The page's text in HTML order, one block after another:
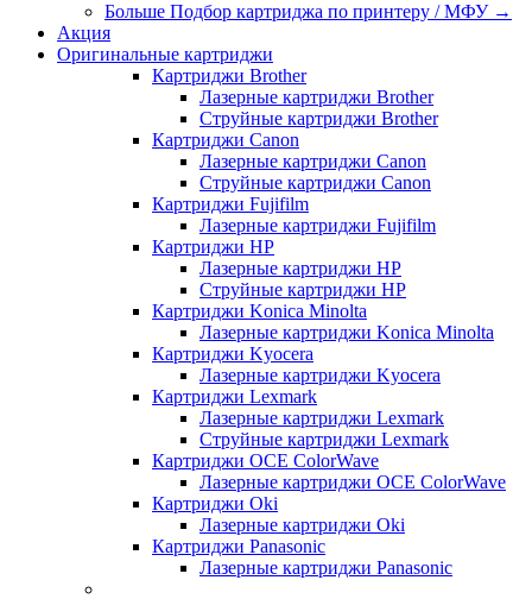
Больше Подбор картриджа по принтеру / МФУ →
Акция
Оригинальные картриджи
Картриджи Brother
Лазерные картриджи Brother
Струйные картриджи Brother
Картриджи Canon
Лазерные картриджи Canon
Струйные картриджи Canon
Картриджи Fujifilm
Лазерные картриджи Fujifilm
Картриджи HP
Лазерные картриджи HP
Струйные картриджи HP
Картриджи Konica Minolta
Лазерные картриджи Konica Minolta
Картриджи Kyocera
Лазерные картриджи Kyocera
Картриджи Lexmark
Лазерные картриджи Lexmark
Струйные картриджи Lexmark
Картриджи OCE ColorWave
Лазерные картриджи OCE ColorWave
Картриджи Oki
Лазерные картриджи Oki
Картриджи Panasonic
Лазерные картриджи Panasonic